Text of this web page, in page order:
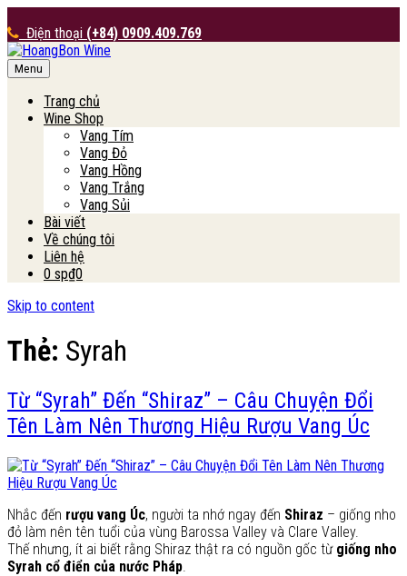
Điện thoại (+84) 0909.409.769
HoangBon Wine
Menu
Trang chủ
Wine Shop
Vang Tím
Vang Đỏ
Vang Hồng
Vang Trắng
Vang Sủi
Bài viết
Về chúng tôi
Liên hệ
0 sp₫0
Skip to content
Thẻ: Syrah
Từ “Syrah” Đến “Shiraz” – Câu Chuyện Đổi
Tên Làm Nên Thương Hiệu Rượu Vang Úc
Nhắc đến rượu vang Úc, người ta nhớ ngay đến Shiraz – giống nho
đỏ làm nên tên tuổi của vùng Barossa Valley và Clare Valley.
Thế nhưng, ít ai biết rằng Shiraz thật ra có nguồn gốc từ giống nho
Syrah cổ điển của nước Pháp